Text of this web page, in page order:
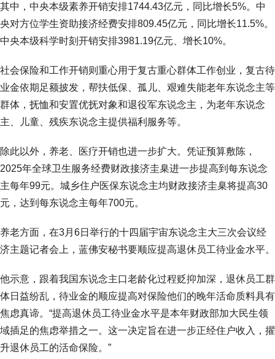
其中，中央本级素养开销安排1744.43亿元，同比增长5%。中
央对方位学生资助接济经费安排809.45亿元，同比增长11.5%。
中央本级科学时刻开销安排3981.19亿元、增长10%。
社会保险和工作开销则重心用于复古重心群体工作创业，复古待
业金依期足额披发，帮扶低保、孤儿、艰难失能老年东说念主等
群体，抚恤和安置优抚对象和退役军东说念主，为老年东说念
主、儿童、残疾东说念主提供福利服务等。
除此以外，养老、医疗开销也进一步扩大。凭证预算敷陈，
2025年全球卫生服务经费财政接济圭臬进一步提高到每东说念
主每年99元。城乡住户医保东说念主均财政接济圭臬将提高30
元，达到每东说念主每年700元。
养老方面，在3月6日举行的十四届宇宙东说念主大三次会议经
济主题记者会上，蓝佛安秘书要顺应提高退休员工待业金水平。
他示意，跟着我国东说念主口老龄化过程贬抑加深，退休员工群
体日益纷乱，待业金的顺应提高对保险他们的晚年活命质料具有
焦虑真谛。“提高退休员工待业金水平是本年财政部加大民生领
域插足的焦虑举措之一。这一决定旨在进一步正经住户收入，擢
升退休员工的活命保险。”